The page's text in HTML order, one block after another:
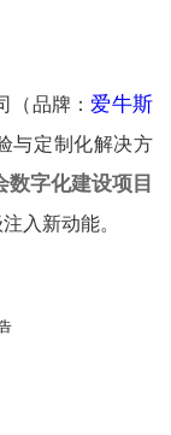
（品牌：爱牛斯
与定制化解决方
字化建设项目
入新动能。